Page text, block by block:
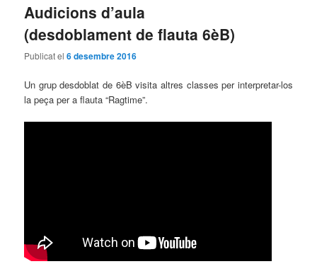
Audicions d’aula
(desdoblament de flauta 6èB)
Publicat el6 desembre 2016
Un grup desdoblat de 6èB visita altres classes per interpretar-los
la peça per a flauta “Ragtime”.